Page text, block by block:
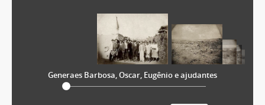
Generaes Barbosa, Oscar, Eugênio e ajudantes